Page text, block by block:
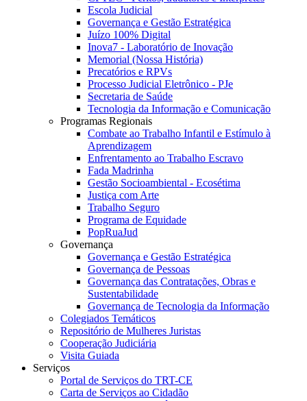
Escola Judicial
Governança e Gestão Estratégica
Juízo 100% Digital
Inova7 - Laboratório de Inovação
Memorial (Nossa História)
Precatórios e RPVs
Processo Judicial Eletrônico - PJe
Secretaria de Saúde
Tecnologia da Informação e Comunicação
Programas Regionais
Combate ao Trabalho Infantil e Estímulo à
Aprendizagem
Enfrentamento ao Trabalho Escravo
Fada Madrinha
Gestão Socioambiental - Ecosétima
Justiça com Arte
Trabalho Seguro
Programa de Equidade
PopRuaJud
Governança
Governança e Gestão Estratégica
Governança de Pessoas
Governança das Contratações, Obras e
Sustentabilidade
Governança de Tecnologia da Informação
Colegiados Temáticos
Repositório de Mulheres Juristas
Cooperação Judiciária
Visita Guiada
Serviços
Portal de Serviços do TRT-CE
Carta de Serviços ao Cidadão